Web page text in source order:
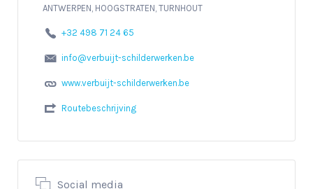
ANTWERPEN, HOOGSTRATEN, TURNHOUT
+32 498 71 24 65
info@verbuijt-schilderwerken.be
www.verbuijt-schilderwerken.be
Routebeschrijving
Social media